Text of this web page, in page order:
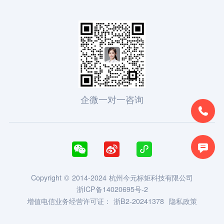


企微一对一咨询
  
Copyright © 2014-2024 杭州今元标矩科技有限公司
浙ICP备14020695号-2
增值电信业务经营许可证： 浙B2-20241378 隐私政策